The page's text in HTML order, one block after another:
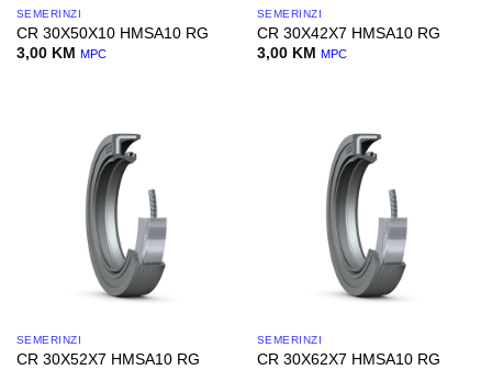
SEMERINZI
CR 30X50X10 HMSA10 RG
3,00 KM MPC
SEMERINZI
CR 30X42X7 HMSA10 RG
3,00 KM MPC
SEMERINZI
CR 30X52X7 HMSA10 RG
SEMERINZI
CR 30X62X7 HMSA10 RG